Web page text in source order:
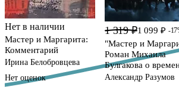
Нет в наличии
Мастер и Маргарита:
Комментарий
Ирина Белобровцева
Нет оценок
1 319 ₽1 099 ₽ -
"Мастер и
Роман Михаила
Булгакова о
о себе
Александр Разумов